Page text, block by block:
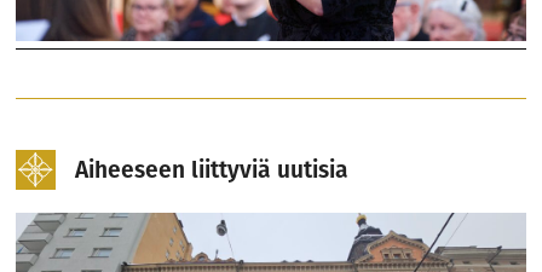
Aiheeseen liittyviä uutisia